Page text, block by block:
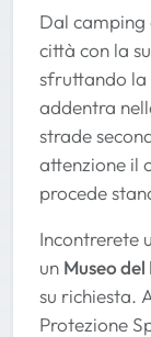
Dal camping
città con la
sfruttando la
addentra
strade
attenzione il
procede
Incontrerete
un Museo del
su richiesta.
Protezione